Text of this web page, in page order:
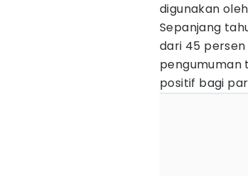
digunakan
Sepanjang
dari 45
pengumuman
positif bagi